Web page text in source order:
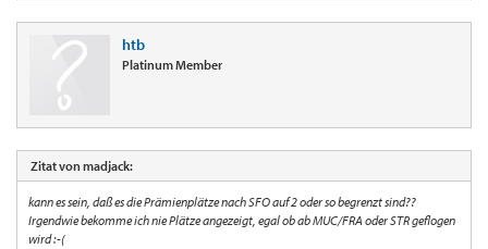
htb
Platinum Member
Zitat von madjack:
kann es sein, daß es die Prämienplätze nach SFO auf 2 oder so begrenzt sind??
Irgendwie bekomme ich nie Plätze angezeigt, egal ob ab MUC/FRA oder STR geflogen
wird :-(